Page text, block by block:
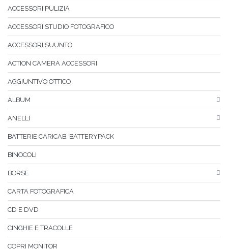
ACCESSORI PULIZIA
ACCESSORI STUDIO FOTOGRAFICO
ACCESSORI SUUNTO
ACTION CAMERA ACCESSORI
AGGIUNTIVO OTTICO
ALBUM
ANELLI
BATTERIE CARICAB. BATTERYPACK
BINOCOLI
BORSE
CARTA FOTOGRAFICA
CD E DVD
CINGHIE E TRACOLLE
COPRI MONITOR